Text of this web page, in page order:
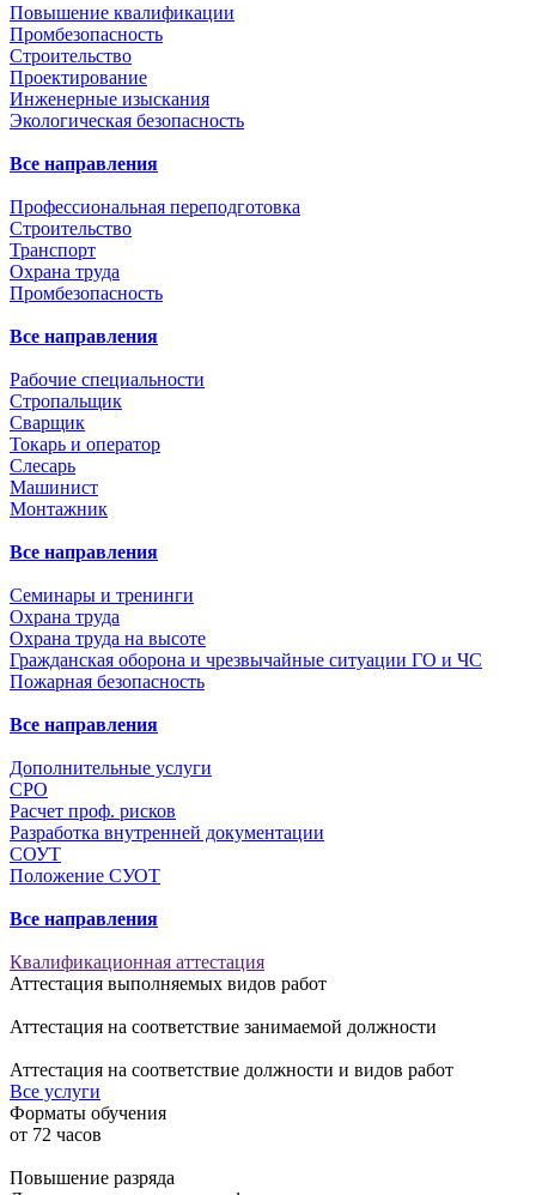
Повышение квалификации
Промбезопасность
Строительство
Проектирование
Инженерные изыскания
Экологическая безопасность
Все направления
Профессиональная переподготовка
Строительство
Транспорт
Охрана труда
Промбезопасность
Все направления
Рабочие специальности
Стропальщик
Сварщик
Токарь и оператор
Слесарь
Машинист
Монтажник
Все направления
Семинары и тренинги
Охрана труда
Охрана труда на высоте
Гражданская оборона и чрезвычайные ситуации ГО и ЧС
Пожарная безопасность
Все направления
Дополнительные услуги
СРО
Расчет проф. рисков
Разработка внутренней документации
СОУТ
Положение СУОТ
Все направления
Квалификационная аттестация
Аттестация выполняемых видов работ
Аттестация на соответствие занимаемой должности
Аттестация на соответствие должности и видов работ
Все услуги
Форматы обучения
от 72 часов
Повышение разряда